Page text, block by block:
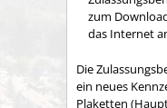
zum
das Internet
Die
ein neues
Plaketten